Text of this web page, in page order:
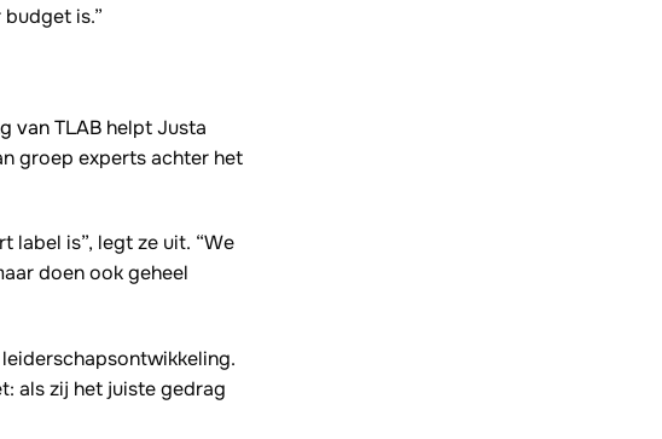
is.”
van TLAB helpt Justa
groep experts achter het
label is”, legt ze uit. “We
doen ook geheel
als zij het juiste gedrag